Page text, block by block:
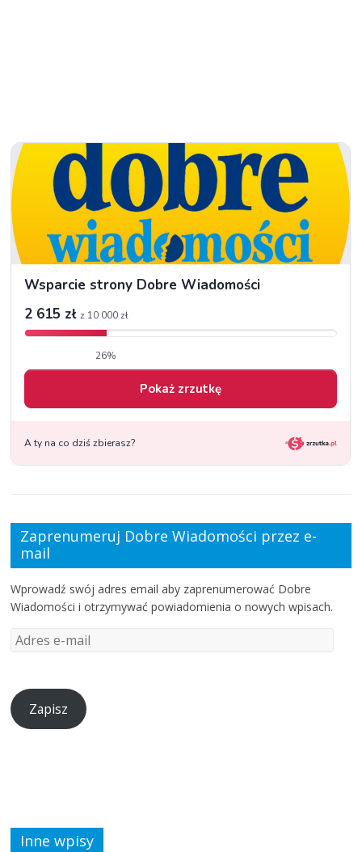
Zaprenumeruj Dobre Wiadomości przez e-
mail
Wprowadź swój adres email aby zaprenumerować Dobre
Wiadomości i otrzymywać powiadomienia o nowych wpisach.
Zapisz
Inne wpisy